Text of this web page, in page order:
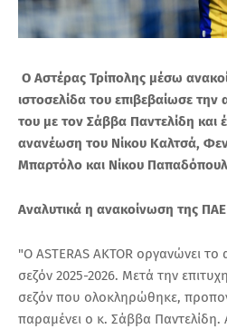
Ο Αστέρας Τρίπολης μέσω
ιστοσελίδα του επιβεβαίωσε
του με τον Σάββα Παντελίδη και
ανανέωση του Νίκου Καλτσά,
Μπαρτόλο και Νίκου
Αναλυτικά η ανακοίνωση της
"Ο ASTERAS AKTOR οργανώνει
σεζόν 2025-2026. Μετά την
σεζόν που ολοκληρώθηκε,
παραμένει ο κ. Σάββα